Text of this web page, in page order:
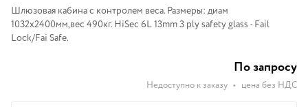
Шлюзовая кабина с контролем веса. Размеры: диам
1032х2400мм,вес 490кг. HiSec 6L 13mm 3 ply safety glass - Fail
Lock/Fai Safe.
По запросу
Недоступно к заказу • цена без НДС